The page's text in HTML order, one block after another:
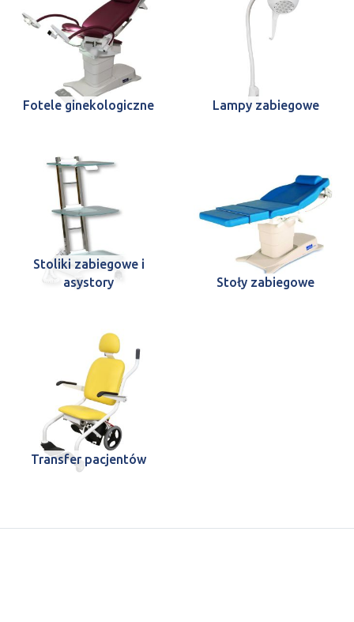
Fotele ginekologiczne Lampy zabiegowe
Stoliki zabiegowe i
asystory
Stoły zabiegowe
Transfer pacjentów